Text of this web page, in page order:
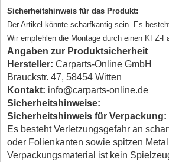
Sicherheitshinweis für das Produkt:
Der Artikel könnte scharfkantig sein. Es
Wir empfehlen die Montage durch einen KFZ-
Angaben zur Produktsicherheit
Hersteller: Carparts-Online GmbH
Brauckstr. 47, 58454 Witten
Kontakt: info@carparts-online.de
Sicherheitshinweise:
Sicherheitshinweis für Verpackung:
Es besteht Verletzungsgefahr an
oder Folienkanten sowie spitzen
Verpackungsmaterial ist kein